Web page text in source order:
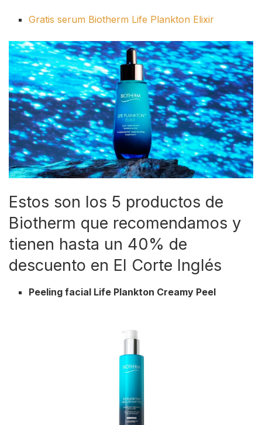
Gratis serum Biotherm Life Plankton Elixir
Estos son los 5 productos de
Biotherm que recomendamos y
tienen hasta un 40% de
descuento en El Corte Inglés
Peeling facial Life Plankton Creamy Peel